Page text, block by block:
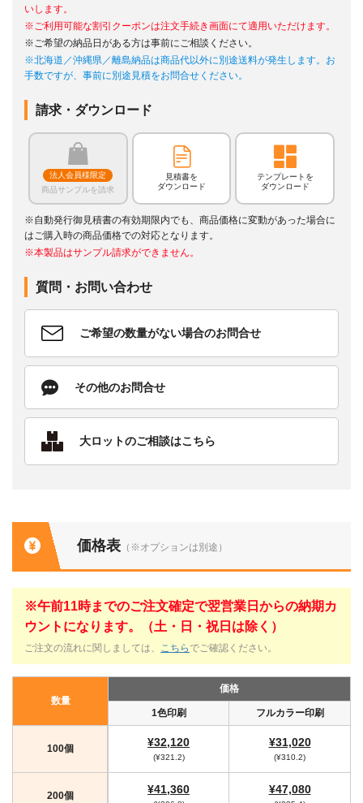
いします。
※ご利用可能な割引クーポンは注文手続き画面にて適用いただけます。
※ご希望の納品日がある方は事前にご相談ください。
※北海道／沖縄県／離島納品は商品代以外に別途送料が発生します。お
手数ですが、事前に別途見積をお問合せください。
請求・ダウンロード
法人会員様限定
商品サンプルを請求
見積書を
ダウンロード
テンプレートを
ダウンロード
※自動発行御見積書の有効期限内でも、商品価格に変動があった場合に
はご購入時の商品価格での対応となります。
※本製品はサンプル請求ができません。
質問・お問い合わせ
ご希望の数量がない場合のお問合せ
その他のお問合せ
大ロットのご相談はこちら
価格表 （※オプションは別途）
※午前11時までのご注文確定で翌営業日からの納期カ
ウントになります。（土・日・祝日は除く）
ご注文の流れに関しましては、 こちら でご確認ください。
数量
価格
1色印刷 フルカラー印刷
100個 ¥32,120
(¥321.2)
¥31,020
(¥310.2)
200個 ¥41,360 ¥47,080